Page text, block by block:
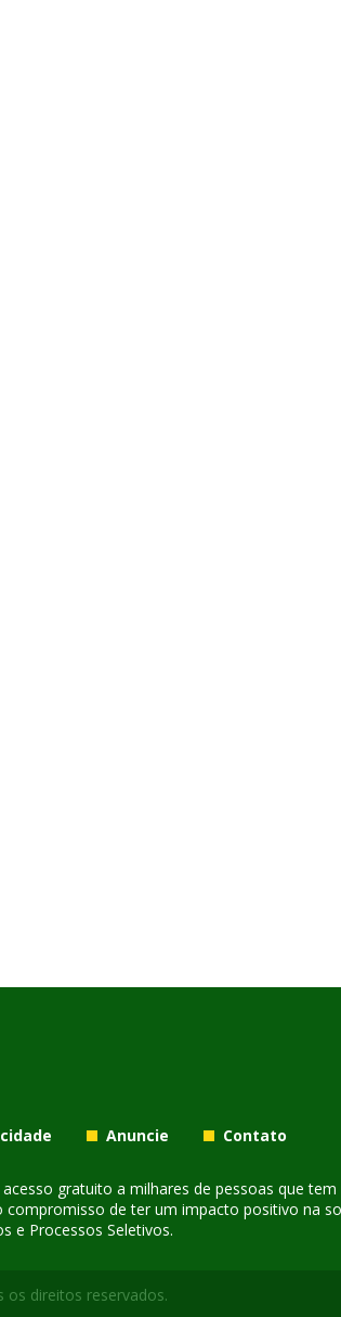
Anuncie Contato
gratuito a milhares de pessoas que
de ter um impacto positivo na
e Processos Seletivos.
os direitos reservados.